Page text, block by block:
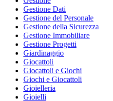
Gestione Dati
Gestione del Personale
Gestione della Sicurezza
Gestione Immobiliare
Gestione Progetti
Giardinaggio
Giocattoli
Giocattoli e Giochi
Giochi e Giocattoli
Gioielleria
Gioielli